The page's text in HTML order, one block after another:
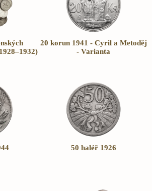
20 korun 1941 - Cyril a Metoděj
- Varianta
50 haléř 1926